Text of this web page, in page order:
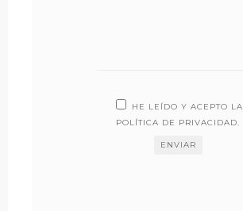
HE LEÍDO Y ACEPTO LA
POLÍTICA DE PRIVACIDAD